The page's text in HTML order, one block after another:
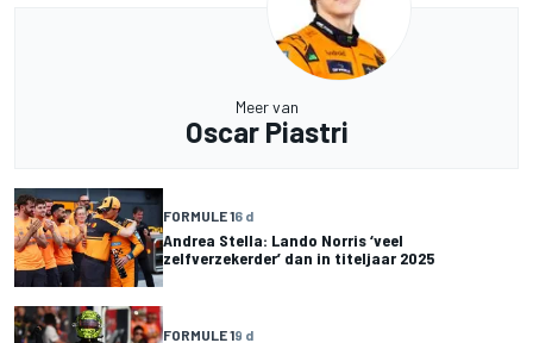
Meer van
Oscar Piastri
FORMULE 16 d
Andrea Stella: Lando Norris ‘veel
zelfverzekerder’ dan in titeljaar 2025
FORMULE 19 d